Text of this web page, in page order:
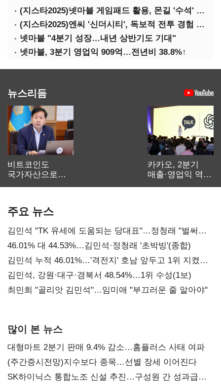
(지스타2025)넷마블 게임패드 활용, 몬길 '수석' 7대죄 '차석'
(지스타2025)엔씨 '신더시티', 독보적 전투 경험 필요
넷마블 "4분기 성장…내년 상반기도 기대"
넷마블, 3분기 영업익 909억…전년비 38.8%↑
뉴스리듬
비트코인도
국가자산으로…'
카카오, 2분기
매출·영업익 역대
주요 뉴스
김민석 "TK 유세에 도움되는 당대표"…정청래 "벌써
대표된 양 당직 배분"
46.01% 대 44.53%…김민석·정청래 '초박빙'(종합)
김민석 누적 46.01%…'격전지' 호남 앞두고 1위 지켰다
(2보)
김민석, 강원·대구·경북서 48.54%…1위 수성(1보)
최민희 "골리앗 김민석"…임미애 "부끄러운 줄 알아야"
많이 본 뉴스
대형마트 2분기 판매 9.4% 감소…홈플러스 사태 여파
(주간증시전망)지수보다 종목…선별 장세 이어진다
SK하이닉스 통합노조 신설 추진…구성원 간 성과급